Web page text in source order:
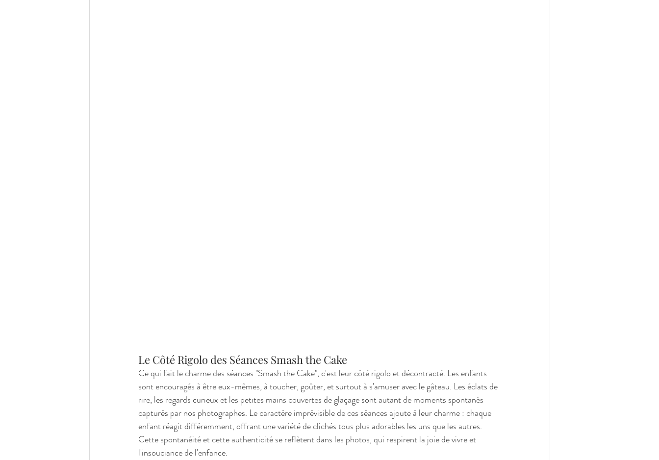
Le Côté Rigolo des Séances Smash the Cake
Ce qui fait le charme des séances "Smash the Cake", c'est leur côté rigolo et décontracté. Les enfants
sont encouragés à être eux-mêmes, à toucher, goûter, et surtout à s'amuser avec le gâteau. Les éclats de
rire, les regards curieux et les petites mains couvertes de glaçage sont autant de moments spontanés
capturés par nos photographes. Le caractère imprévisible de ces séances ajoute à leur charme : chaque
enfant réagit différemment, offrant une variété de clichés tous plus adorables les uns que les autres.
Cette spontanéité et cette authenticité se reflètent dans les photos, qui respirent la joie de vivre et
l'insouciance de l'enfance.